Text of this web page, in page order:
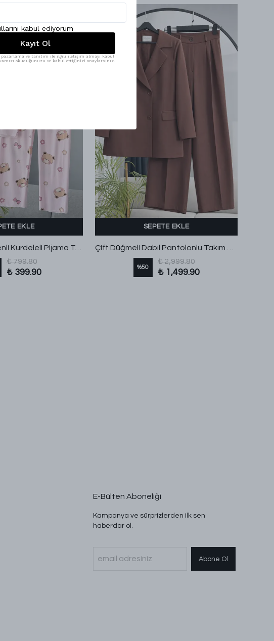
EKLE
Ayıcık Kafa Desenli Kurdeleli Pijama Takımı Açık Pembe
₺ 799.80
₺ 399.90
SEPETE EKLE
Çift Düğmeli Dabıl Pantolonlu Takım Kahve
%50
₺ 2,999.80
₺ 1,499.90
E-Bülten Aboneliği
Kampanya ve sürprizlerden ilk sen
haberdar ol.
Abone Ol
kabul ediyorum
Kayıt Ol
pazarlama ve tanıtım ile ilgili iletişim almayı kabul
okuduğunuzu ve kabul ettiğinizi onaylarsınız.